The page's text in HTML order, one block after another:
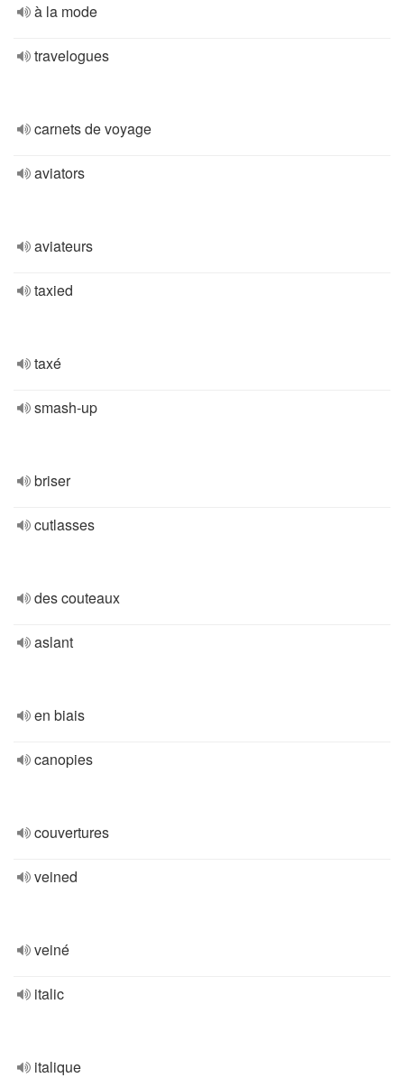
à la mode
travelogues
carnets de voyage
aviators
aviateurs
taxied
taxé
smash-up
briser
cutlasses
des couteaux
aslant
en biais
canopies
couvertures
veined
veiné
italic
italique